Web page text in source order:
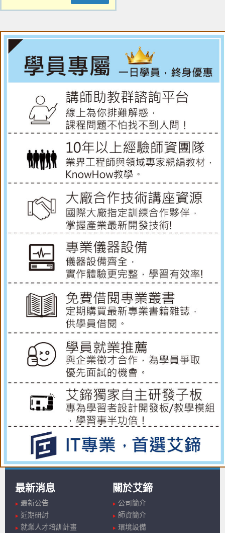
最新消息
最新公告
近期研討
就業人才培訓計畫
關於艾鍗
公司簡介
師資簡介
環境設備